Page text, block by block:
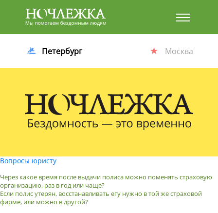
Баннер
Петербург Москва
Вопросы юристу
Через какое время после выдачи полиса можно поменять страховую
организацию, раз в год или чаще?
Если полис утерян, восстанавливать егу нужно в той же страховой
фирме, или можно в другой?